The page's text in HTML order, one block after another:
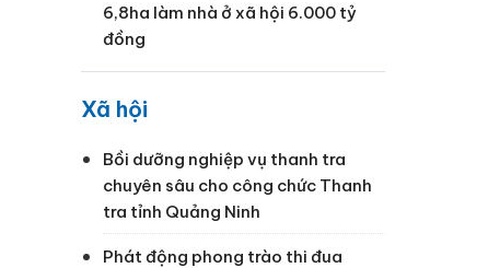
6,8ha làm nhà ở xã hội 6.000 tỷ
đồng
Xã hội
Bồi dưỡng nghiệp vụ thanh tra
chuyên sâu cho công chức Thanh
tra tỉnh Quảng Ninh
Phát động phong trào thi đua